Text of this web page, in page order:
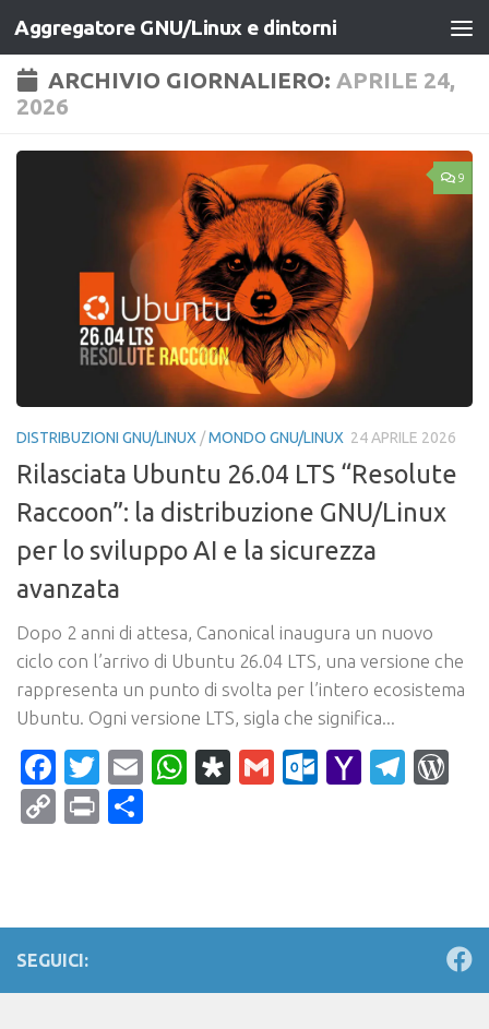
Salta al contenuto
Aggregatore GNU/Linux e dintorni
ARCHIVIO GIORNALIERO: APRILE 24,
2026
9
DISTRIBUZIONI GNU/LINUX /MONDO GNU/LINUX 24 APRILE 2026
Rilasciata Ubuntu 26.04 LTS “Resolute
Raccoon”: la distribuzione GNU/Linux
per lo sviluppo AI e la sicurezza
avanzata
Dopo 2 anni di attesa, Canonical inaugura un nuovo
ciclo con l’arrivo di Ubuntu 26.04 LTS, una versione che
rappresenta un punto di svolta per l’intero ecosistema
Ubuntu. Ogni versione LTS, sigla che significa...
Facebook
Twitter
EmailWhatsApp
Diaspora
Gmail Yahoo
CopyPrint
SEGUICI: